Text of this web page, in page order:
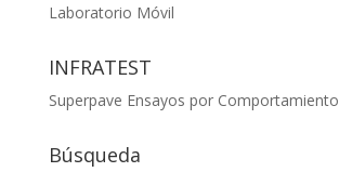
Laboratorio Móvil
INFRATEST
Superpave Ensayos por Comportamiento
Búsqueda